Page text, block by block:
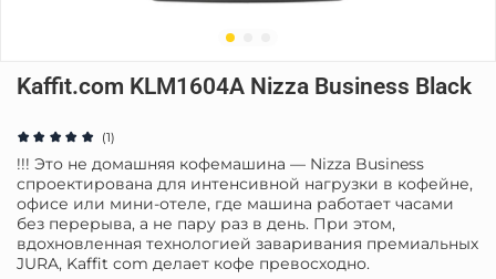
(1)
Kaffit.com KLM1604A Nizza Business Black
!!! Это не домашняя кофемашина — Nizza Business
спроектирована для интенсивной нагрузки в кофейне,
офисе или мини-отеле, где машина работает часами
без перерыва, а не пару раз в день. При этом,
вдохновленная технологией заваривания премиальных
JURA, Kaffit com делает кофе превосходно.